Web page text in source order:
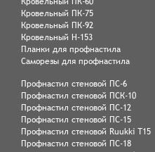
Кровельный ПК-75
Кровельный ПК-92
Кровельный Н-153
Планки для профнастила
Саморезы для профнастила
Профнастил стеновой ПС-6
Профнастил стеновой ПСК-10
Профнастил стеновой ПС-12
Профнастил стеновой ПС-15
Профнастил стеновой Ruukki Т15
Профнастил стеновой ПС-18